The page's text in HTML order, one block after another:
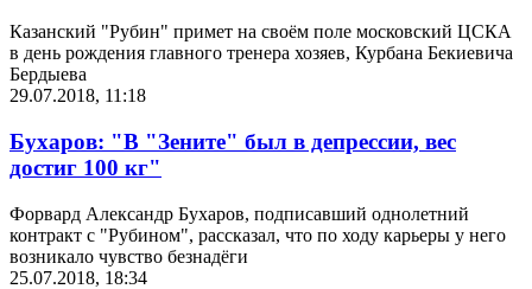
Казанский "Рубин" примет на своём поле московский ЦСКА
в день рождения главного тренера хозяев, Курбана Бекиевича
Бердыева
29.07.2018, 11:18
Бухаров: "В "Зените" был в депрессии, вес
достиг 100 кг"
Форвард Александр Бухаров, подписавший однолетний
контракт с "Рубином", рассказал, что по ходу карьеры у него
возникало чувство безнадёги
25.07.2018, 18:34